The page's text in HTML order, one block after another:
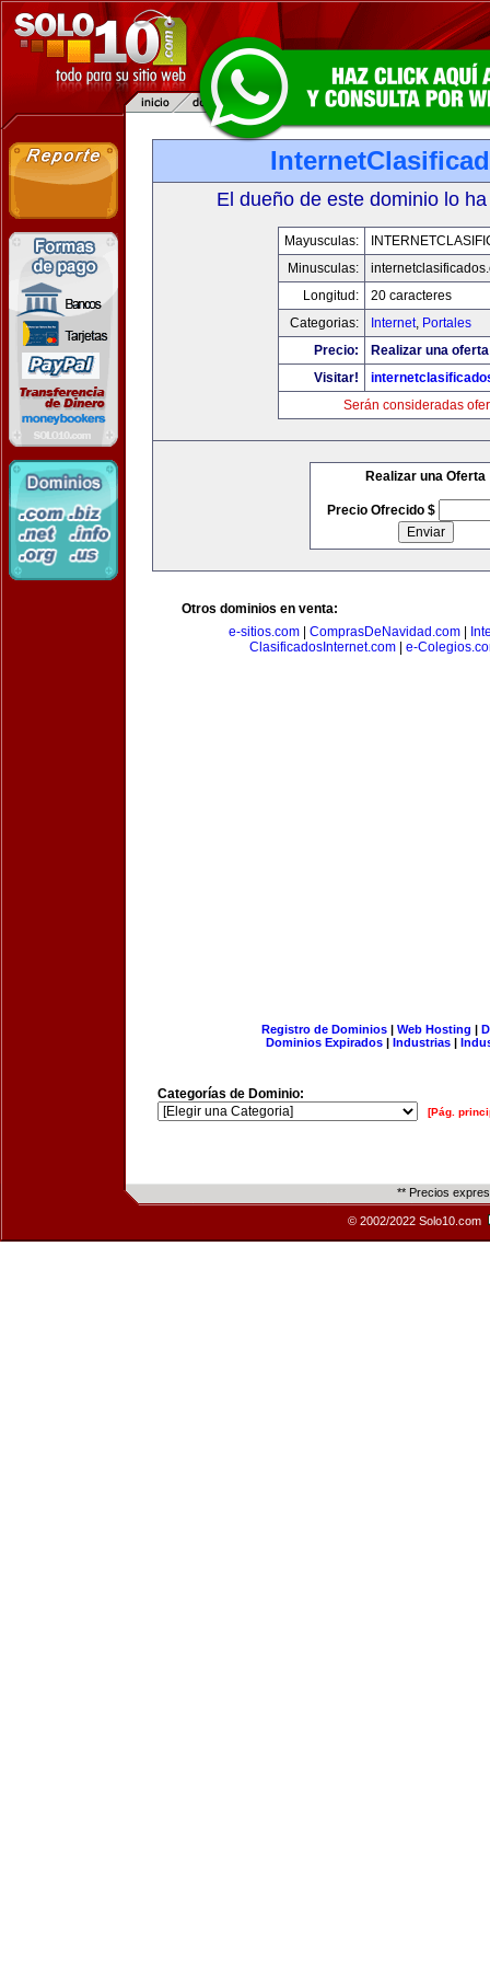
El dueño de este dominio lo
Mayusculas:
Minusculas:
Longitud:
20 caracteres
Categorias:
Internet, Portales
Precio:
Realizar una
Visitar!
Serán consideradas
Realizar una Oferta
Precio Ofrecido $
Otros dominios en venta:
e-sitios.com| ComprasDeNavidad.com|
ClasificadosInternet.com| e-
Registro de Dominios| Web Hosting |
Dominios Expirados | Industrias |
Categorías de Dominio:
[Pág.
** Precios
© 2002/2022 Solo10.com